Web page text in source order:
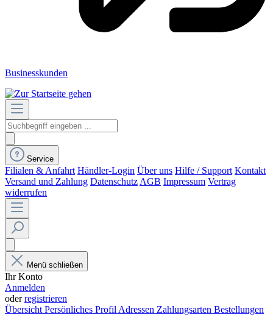
Businesskunden
Service
Filialen & Anfahrt Händler-Login Über uns Hilfe / Support Kontakt
Versand und Zahlung Datenschutz AGB Impressum Vertrag
widerrufen
Menü schließen
Ihr Konto
Anmelden
oderregistrieren
Übersicht Persönliches Profil Adressen Zahlungsarten Bestellungen